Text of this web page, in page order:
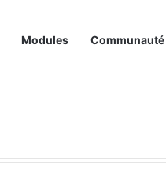
Modules Communauté